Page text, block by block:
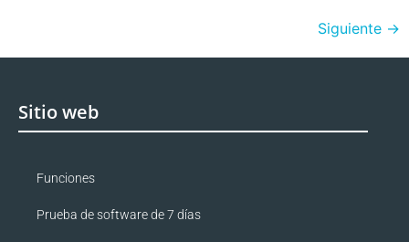
Siguiente →
Sitio web
Funciones
Prueba de software de 7 días